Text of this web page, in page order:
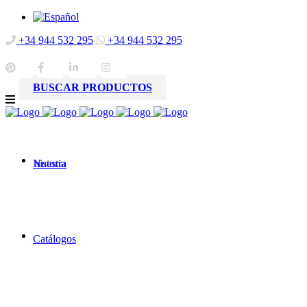
+34 944 532 295 +34 944 532 295
BUSCAR PRODUCTOS
Nuestra
historia
Catálogos